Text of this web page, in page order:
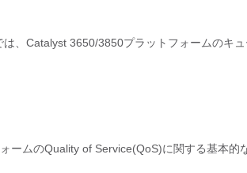
は、Catalyst 3650/3850プラットフォームのキ
ームのQuality of Service(QoS)に関する基本的